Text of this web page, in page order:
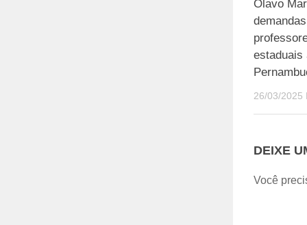
Olavo
estaduais
26/03/2025
DEIXE
Você